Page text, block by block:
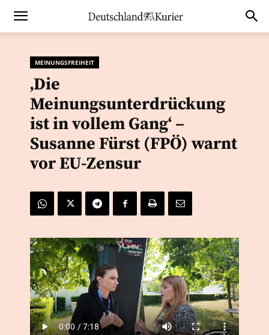
MEINUNGSFREIHEIT
‚Die
Meinungsunterdrückung
ist in vollem Gang‘ –
Susanne Fürst (FPÖ) warnt
vor EU-Zensur